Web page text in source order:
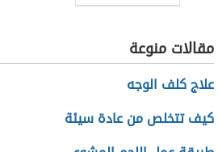
الوزن
مقالات منوعة
علاج كلف الوجه
كيف تتخلص من عادة سيئة